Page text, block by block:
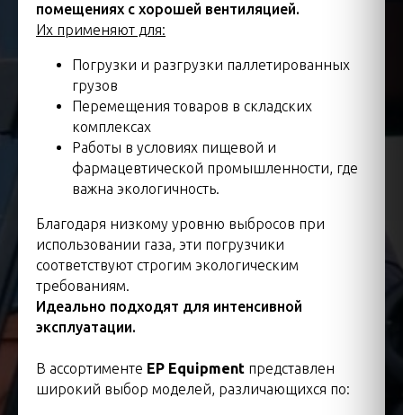
помещениях с хорошей вентиляцией.
Их применяют для:
Погрузки и разгрузки паллетированных
грузов
Перемещения товаров в складских
комплексах
Работы в условиях пищевой и
фармацевтической промышленности, где
важна экологичность.
Благодаря низкому уровню выбросов при
использовании газа, эти погрузчики
соответствуют строгим экологическим
требованиям.
Идеально подходят для интенсивной
эксплуатации.
В ассортименте EP Equipment представлен
широкий выбор моделей, различающихся по: